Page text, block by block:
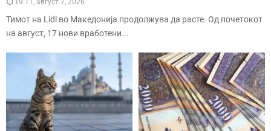
19:11, август 7, 2026
Тимот на Lidl во Македонија продолжува да расте. Од почетокот
на август, 17 нови вработени...